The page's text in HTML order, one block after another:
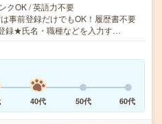
クOK / 英語力不要
事前登録だけでもOK！履歴書不要
録★氏名・職種などを入力す…
40代 50代 60代